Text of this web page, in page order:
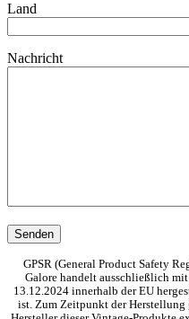
Land
Nachricht
GPSR (General Product Safety
Galore handelt ausschließlich
13.12.2024 innerhalb der EU
ist. Zum Zeitpunkt der Herstellung